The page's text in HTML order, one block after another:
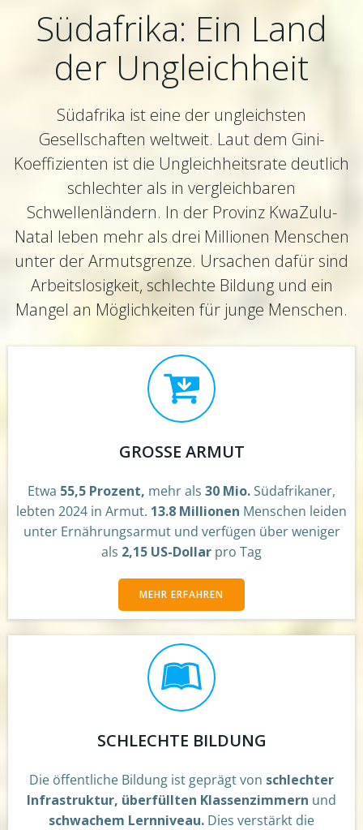
Südafrika: Ein Land
der Ungleichheit
Südafrika ist eine der ungleichsten
Gesellschaften weltweit. Laut dem Gini-
Koeffizienten ist die Ungleichheitsrate deutlich
schlechter als in vergleichbaren
Schwellenländern. In der Provinz KwaZulu-
Natal leben mehr als drei Millionen Menschen
unter der Armutsgrenze. Ursachen dafür sind
Arbeitslosigkeit, schlechte Bildung und ein
Mangel an Möglichkeiten für junge Menschen.
GROSSE ARMUT
Etwa 55,5 Prozent, mehr als 30 Mio.Südafrikaner,
lebten 2024 in Armut. 13.8 Millionen Menschen leiden
unter Ernährungsarmut und verfügen über weniger
als 2,15 US-Dollar pro Tag
MEHR ERFAHREN
SCHLECHTE BILDUNG
Die öffentliche Bildung ist geprägt von schlechter
Infrastruktur, überfüllten Klassenzimmern und
schwachem Lernniveau. Dies verstärkt die